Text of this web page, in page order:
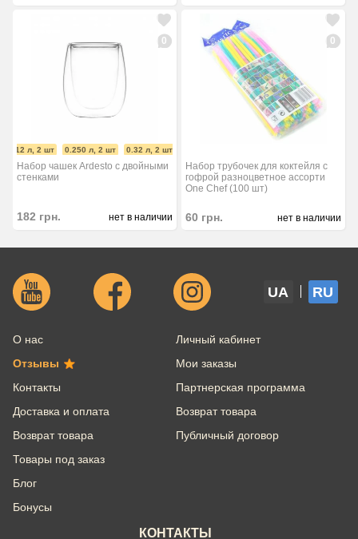
0
0.12 л, 2 шт 0.250 л, 2 шт 0.32 л, 2 шт
Набор чашек Ardesto с двойными
стенками
182 грн. нет в наличии
0
Набор трубочек для коктейля с
гофрой разноцветное ассорти
One Chef (100 шт)
60 грн. нет в наличии
UA RU
О нас
Отзывы
Контакты
Доставка и оплата
Возврат товара
Товары под заказ
Блог
Бонусы
Личный кабинет
Мои заказы
Партнерская программа
Возврат товара
Публичный договор
КОНТАКТЫ